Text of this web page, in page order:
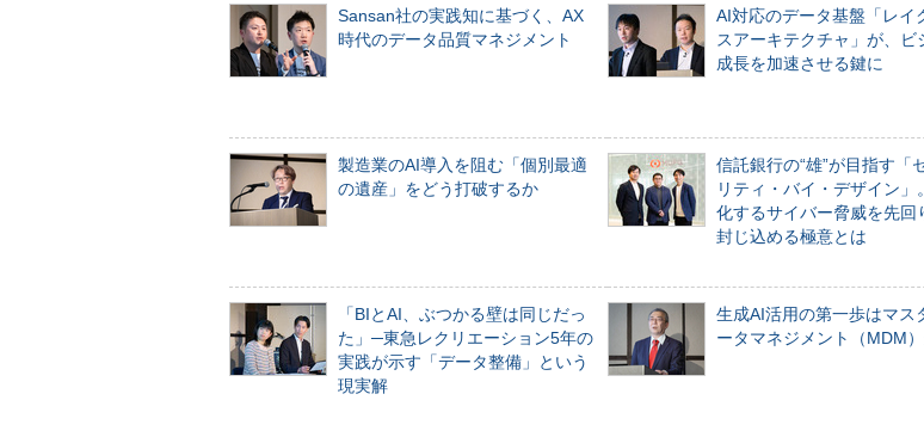
Sansan社の実践知に基づく、AX
時代のデータ品質マネジメント
AI対応のデータ基盤「レイ
スアーキテクチャ」が、ビ
成長を加速させる鍵に
製造業のAI導入を阻む「個別最適
の遺産」をどう打破するか
信託銀行の“雄”が目指す「
リティ・バイ・デザイン」
化するサイバー脅威を先回
封じ込める極意とは
「BIとAI、ぶつかる壁は同じだっ
た」─東急レクリエーション5年の
実践が示す「データ整備」という
現実解
生成AI活用の第一歩はマス
ータマネジメント（MDM